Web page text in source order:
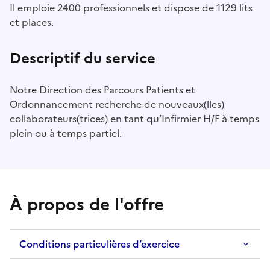
Il emploie 2400 professionnels et dispose de 1129 lits
et places.
Descriptif du service
Notre Direction des Parcours Patients et
Ordonnancement recherche de nouveaux(lles)
collaborateurs(trices) en tant qu’Infirmier H/F à temps
plein ou à temps partiel.
À propos de l'offre
Conditions particulières d’exercice